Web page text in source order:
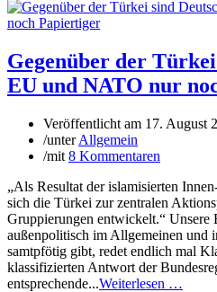
Gegenüber der
EU und NATO nur
Veröffentlicht am 17. August
/unterAllgemein
/mit 8 Kommentaren
„Als Resultat der islamisierten
sich die Türkei zur zentralen
Gruppierungen entwickelt.“ Unsere
außenpolitisch im Allgemeinen und
samtpfötig gibt, redet endlich mal
klassifizierten Antwort der
entsprechende...Weiterlesen …